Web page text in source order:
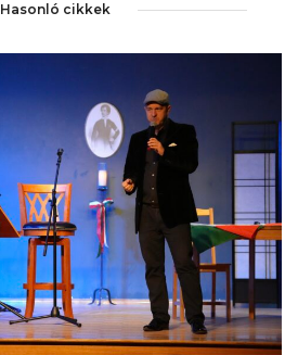
Hasonló cikkek